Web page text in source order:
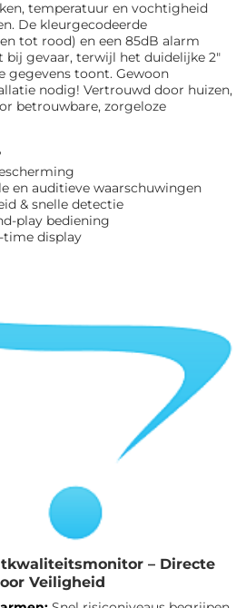
temperatuur en vochtigheid
De kleurgecodeerde
tot rood) en een 85dB alarm
bij gevaar, terwijl het duidelijke 2"
gegevens toont. Gewoon
nodig! Vertrouwd door huizen,
betrouwbare, zorgeloze
en auditieve waarschuwingen
& snelle detectie
play bediening
time display
– Directe
Veiligheid